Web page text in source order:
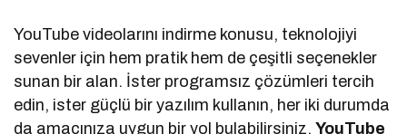
YouTube videolarını indirme konusu, teknolojiyi
sevenler için hem pratik hem de çeşitli seçenekler
sunan bir alan. İster programsız çözümleri tercih
edin, ister güçlü bir yazılım kullanın, her iki durumda
da amacınıza uygun bir yol bulabilirsiniz.YouTube